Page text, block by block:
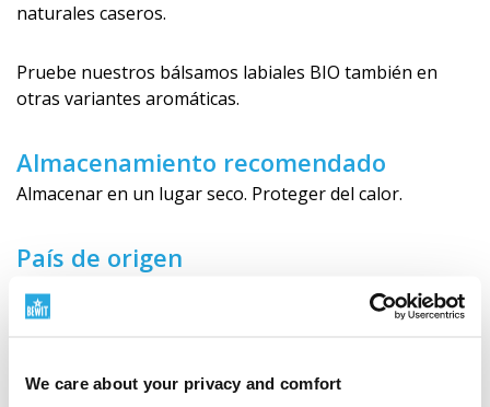
We care about your privacy and comfort
naturales caseros.
Pruebe nuestros bálsamos labiales BIO también en
otras variantes aromáticas.
Almacenamiento recomendado
Almacenar en un lugar seco. Proteger del calor.
País de origen
República Checa
Bálsamo labial - Meditation BIO contiene: